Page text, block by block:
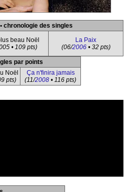
chronologie des singles
beau Noël
• 109 pts)
La Paix
(06/2006• 32 pts)
par points
Noël
pts)
Ça n'finira jamais
(11/2008 • 116 pts)